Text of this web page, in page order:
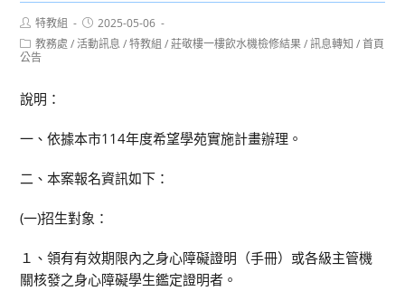
Post
author:
特教組
Post
published:
2025-05-06
Post
category:
教務處 / 活動訊息 / 特教組 / 莊敬樓一樓飲水機檢修結果 / 訊息轉知 / 首頁
公告
說明：
一、依據本市114年度希望學苑實施計畫辦理。
二、本案報名資訊如下：
(一)招生對象：
１、領有有效期限內之身心障礙證明（手冊）或各級主管機
關核發之身心障礙學生鑑定證明者。